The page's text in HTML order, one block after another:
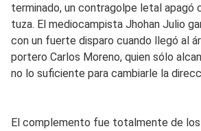
terminado, un contragolpe letal apagó
tuza. El mediocampista Jhohan Julio
con un fuerte disparo cuando llegó al
portero Carlos Moreno, quien sólo
no lo suficiente para cambiarle la
El complemento fue totalmente de los